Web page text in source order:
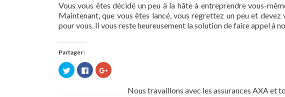
Vous vous êtes décidé un peu à la hâte à entreprendre vous-
Maintenant, que vous êtes lancé, vous regrettez un peu et
pour vous. Il vous reste heureusement la solution de faire appel à
Partager :
Cliquez
pour
partager
Cliquez
pour
partager
Facebook(ouvre
Cliquez
pour
Google+Nous travaillons avec les assurances AXA et